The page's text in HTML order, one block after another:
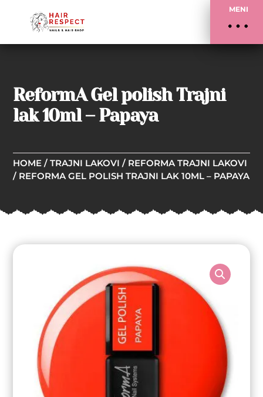
MENI
ReformA Gel polish Trajni
lak 10ml – Papaya
HOME /TRAJNI LAKOVI / REFORMA TRAJNI LAKOVI
/ REFORMA GEL POLISH TRAJNI LAK 10ML – PAPAYA